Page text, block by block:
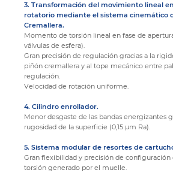
3. Transformación del movimiento lineal
rotatorio mediante el sistema cinemático
Cremallera.
Momento de torsión lineal en fase de
válvulas de esfera).
Gran precisión de regulación gracias a la
piñón cremallera y al tope mecánico entre
regulación.
Velocidad de rotación uniforme.
4. Cilindro enrollador.
Menor desgaste de las bandas energizantes
rugosidad de la superficie (0,15 μm Ra).
5. Sistema modular de resortes de
Gran flexibilidad y precisión de
torsión generado por el muelle.